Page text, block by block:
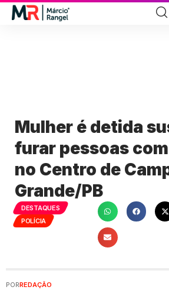
Mulher é detida
furar pessoas
no Centro de
Grande/PB
DESTAQUES
POLÍCIA
PORREDAÇÃO